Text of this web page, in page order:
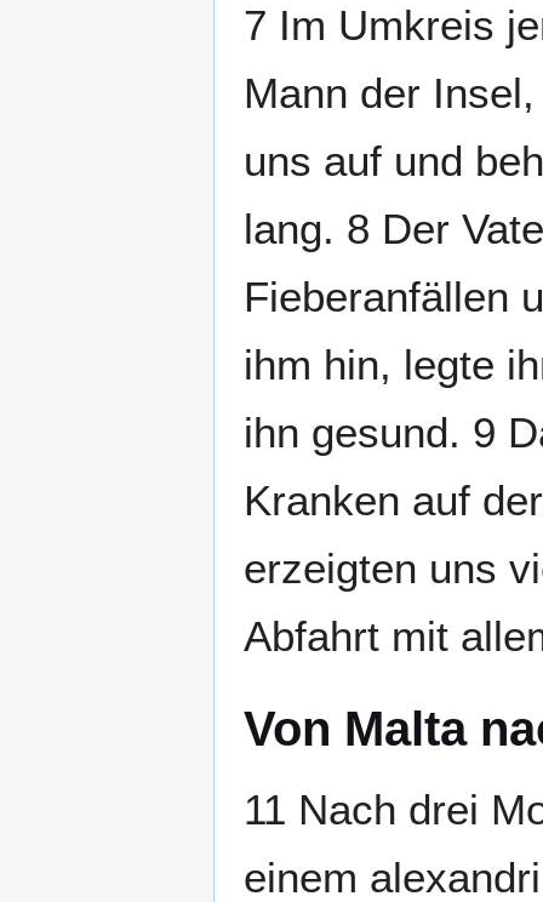
7 Im Umkreis
Mann der
uns auf und
lang. 8 Der
Fieberanfällen
ihm hin, legte
ihn gesund. 9
Kranken auf
erzeigten uns
Abfahrt mit
Von Malta
11 Nach drei
einem